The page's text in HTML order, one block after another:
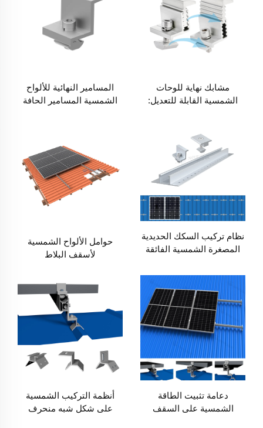
مشابك نهاية للوحات
الشمسية القابلة للتعديل:
المسامير النهائية للألواح
الشمسية المسامير الحافة
نظام تركيب السكك الحديدية
المصغرة الشمسية الفائقة
حوامل الألواح الشمسية
لأسقف البلاط
دعامة تثبيت الطاقة
الشمسية على السقف
أنظمة التركيب الشمسية
على شكل شبه منحرف